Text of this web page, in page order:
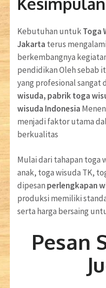
Kebutuhan untukToga
Jakarta terus
berkembangnya
pendidikan Oleh sebab
yang profesional sangat
wisuda, pabrik toga
wisuda Indonesia
menjadi faktor utama
berkualitas
Mulai dari tahapan toga
anak, toga wisuda TK,
dipesan perlengkapan
produksi memiliki
serta harga bersaing
Pesan